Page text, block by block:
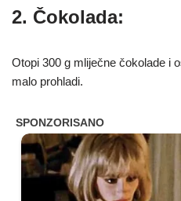
2. Čokolada:
Otopi 300 g mliječne čokolade i
malo prohladi.